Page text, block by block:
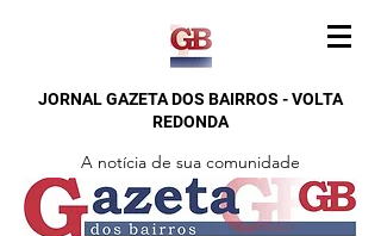
JORNAL GAZETA DOS BAIRROS - VOLTA
REDONDA
A notícia de sua comunidade